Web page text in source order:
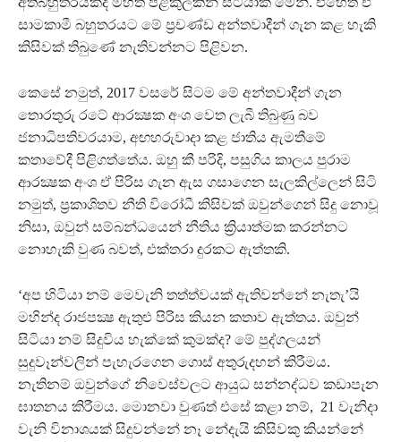
සාමකාමී බහුතරයට මේ ප්‍රචණ්ඩ අන්තවාදීන් ගැන කළ හැකි
කිසිවක් තිබුණේ නැතිවන්නට පිළිවන.
කෙසේ නමුත්, 2017 වසරේ සිටම මේ අන්තවාදීන් ගැන
තොරතුරු රටේ ආරක්‍ෂක අංශ වෙත ලැබී තිබුණු බව
ජනාධිපතිවරයාම, අඟහරුවාදා කළ ජාතිය ඇමතීමේ
කතාවේදී පිළිගත්තේය. ඔහු කී පරිදි, පසුගිය කාලය පුරාම
ආරක්‍ෂක අංශ ඒ පිරිස ගැන ඇස ගසාගෙන සැලකිල්ලෙන් සිටි
නමුත්, ප්‍රකාශිතව නීති විරෝධී කිසිවක් ඔවුන්ගෙන් සිදු නොවූ
නිසා, ඔවුන් සම්බන්ධයෙන් නීතිය ක්‍රියාත්මක කරන්නට
නොහැකි වුණ බවත්, එක්තරා දුරකට ඇත්තකි.
‘අප හිටියා නම් මෙවැනි තත්ත්වයක් ඇතිවන්නේ නැතැ’යි
මහින්ද රාජපක්‍ෂ ඇතුළු පිරිස කියන කතාව ඇත්තය. ඔවුන්
සිටියා නම් සිදුවිය හැක්කේ කුමක්ද? මේ පුද්ගලයන්
සුදුවෑන්වලින් පැහැරගෙන ගොස් අතුරුදහන් කිරීමය.
නැතිනම් ඔවුන්ගේ නිවෙස්වලට ආයුධ සන්නද්ධව කඩාපැන
ඝාතනය කිරීමය. මොනවා වුණත් එසේ කළා නම්, 21 වැනිදා
වැනි විනාශයක් සිදුවන්නේ නෑ නේදැයි කිසිවකු කියන්නේ